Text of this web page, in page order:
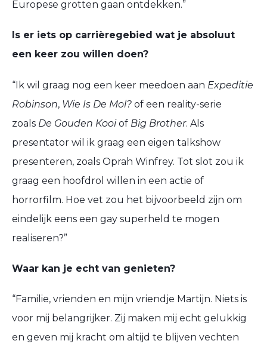
Europese grotten gaan ontdekken.”
Is er iets op carrièregebied wat je absoluut
een keer zou willen doen?
“Ik wil graag nog een keer meedoen aan Expeditie
Robinson, Wie Is De Mol? of een reality-serie
zoals De Gouden Kooiof Big Brother. Als
presentator wil ik graag een eigen talkshow
presenteren, zoals Oprah Winfrey. Tot slot zou ik
graag een hoofdrol willen in een actie of
horrorfilm. Hoe vet zou het bijvoorbeeld zijn om
eindelijk eens een gay superheld te mogen
realiseren?”
Waar kan je echt van genieten?
“Familie, vrienden en mijn vriendje Martijn. Niets is
voor mij belangrijker. Zij maken mij echt gelukkig
en geven mij kracht om altijd te blijven vechten